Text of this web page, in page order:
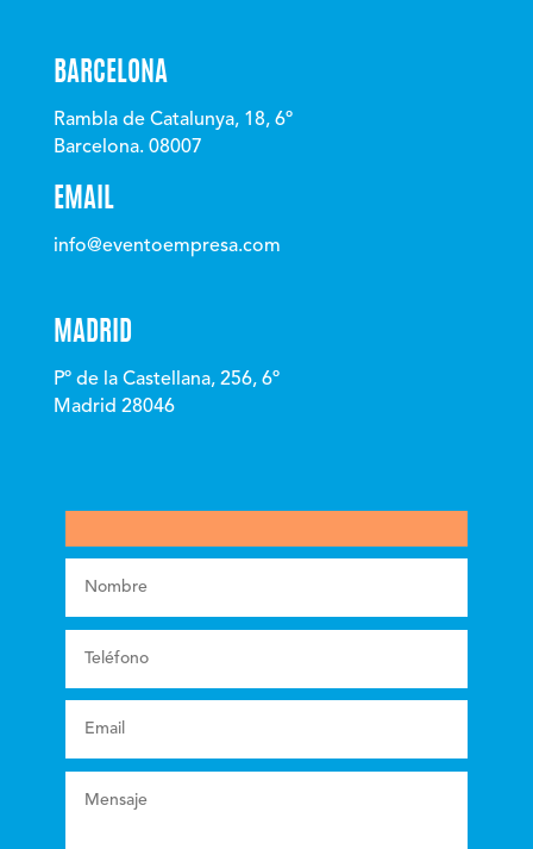
BARCELONA
Rambla de Catalunya, 18, 6º
Barcelona. 08007
EMAIL
info@eventoempresa.com
MADRID
Pº de la Castellana, 256, 6º
Madrid 28046